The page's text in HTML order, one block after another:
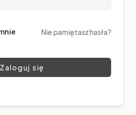
Nie pamiętasz hasła?
Zaloguj się